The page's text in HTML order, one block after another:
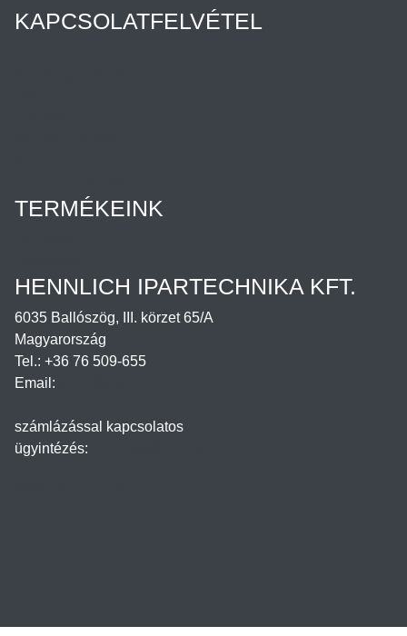
KAPCSOLATFELVÉTEL
TERMÉKEINK
HENNLICH IPARTECHNIKA KFT.
6035 Ballószög, III. körzet 65/A
Magyarország
Tel.: +36 76 509-655
Email:
számlázással kapcsolatos
ügyintézés: